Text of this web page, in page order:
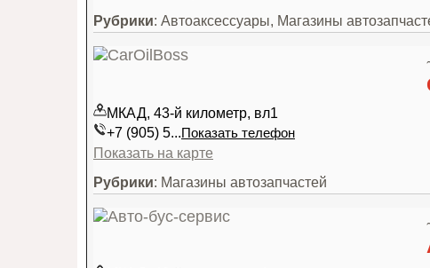
Рубрики: Автоаксессуары, Магазины
МКАД, 43-й километр, вл1
+7 (905) 5...Показать телефон
Показать на карте
Рубрики: Магазины автозапчастей